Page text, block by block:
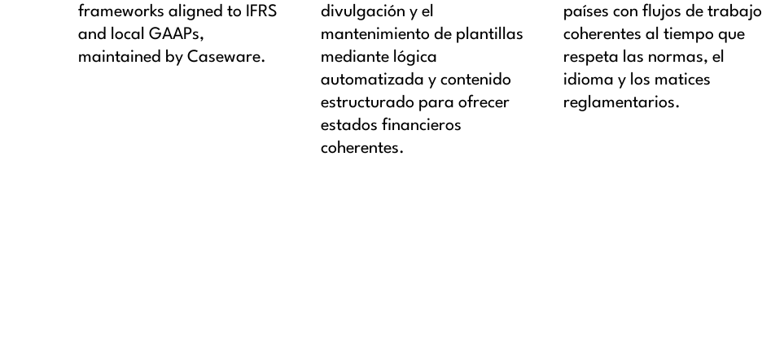
frameworks aligned to IFRS
and local GAAPs,
maintained by Caseware.
divulgación y el
mantenimiento de plantillas
mediante lógica
automatizada y contenido
estructurado para ofrecer
estados financieros
coherentes.
países con flujos de trabajo
coherentes al tiempo que
respeta las normas, el
idioma y los matices
reglamentarios.